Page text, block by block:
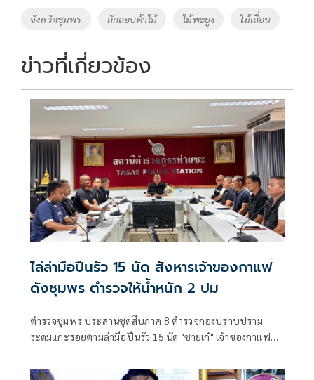
o
k
Li
k
Tags
จังหวัดชุมพร ลักลอบค้าไม้ ไม้พะยูง ไม้เถื่อน
ข่าวที่เกี่ยวข้อง
ไล่ล่ามือปืนรัว 15 นัด สังหารเจ้าของกาแฟ
ดังชุมพร ตำรวจให้น้ำหนัก 2 ปม
ตำรวจชุมพร ประสานชุดสืบภาค 8 ตำรวจกองปราบปราม
ระดมแกะรอยตามล่ามือปืนรัว 15 นัด "ชายเก๋" เจ้าของกาแฟ
สำนักสงฆ์